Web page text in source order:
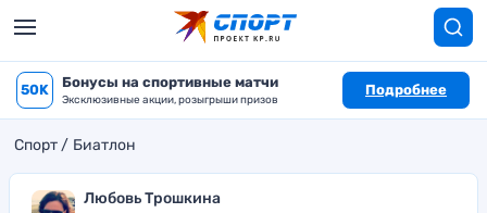
50K Бонусы на спортивные матчи
Эксклюзивные акции, розыгрыши призов
Подробнее
Спорт Биатлон
Любовь Трошкина